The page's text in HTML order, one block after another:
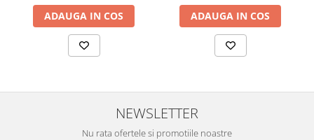
ADAUGA IN COS ADAUGA IN COS
NEWSLETTER
Nu rata ofertele si promotiile noastre